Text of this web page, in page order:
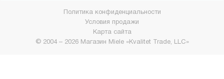
© 2004 – 2026 Магазин Miele «Kvalitet Trade, LLC»
Политика конфиденциальности
Условия продажи
Карта сайта